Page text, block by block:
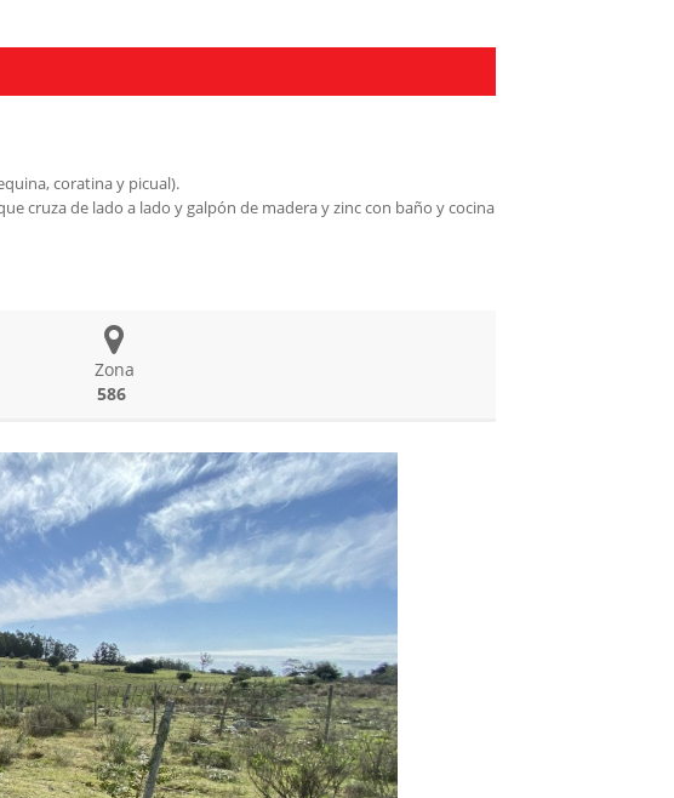
coratina y picual).
cruza de lado a lado y galpón de madera y zinc con baño y cocina
Zona
586